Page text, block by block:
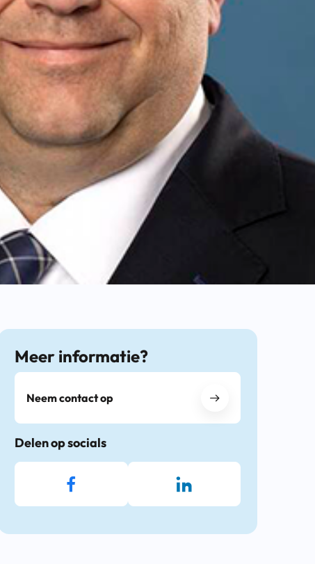
Meer informatie?
Neem contact op
Delen op socials